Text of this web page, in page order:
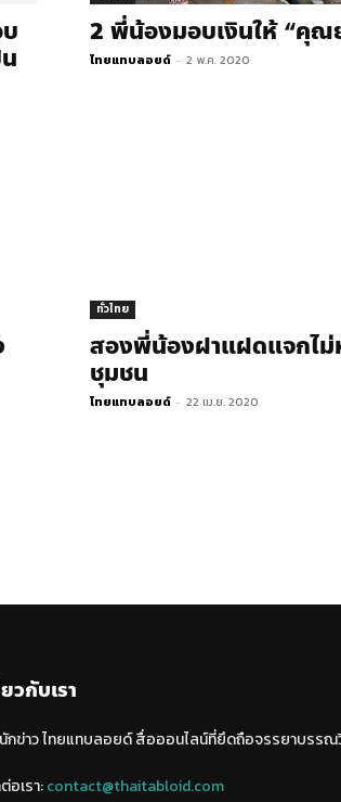
2 พี่น้องมอบเงินให้ “คุณ
ไทยแทบลอยด์ - 2 พ.ค. 2020
ทั่วไทย
สองพี่น้องฝาแฝด​แจกไ
ชุมชน
ไทยแทบลอยด์ - 22 เม.ย. 2020
วกับเรา
กข่าว ไทยแทบลอยด์ สื่อออนไลน์ที่ยึดถือจรรยาบรร
อเรา:contact@thaitabloid.com